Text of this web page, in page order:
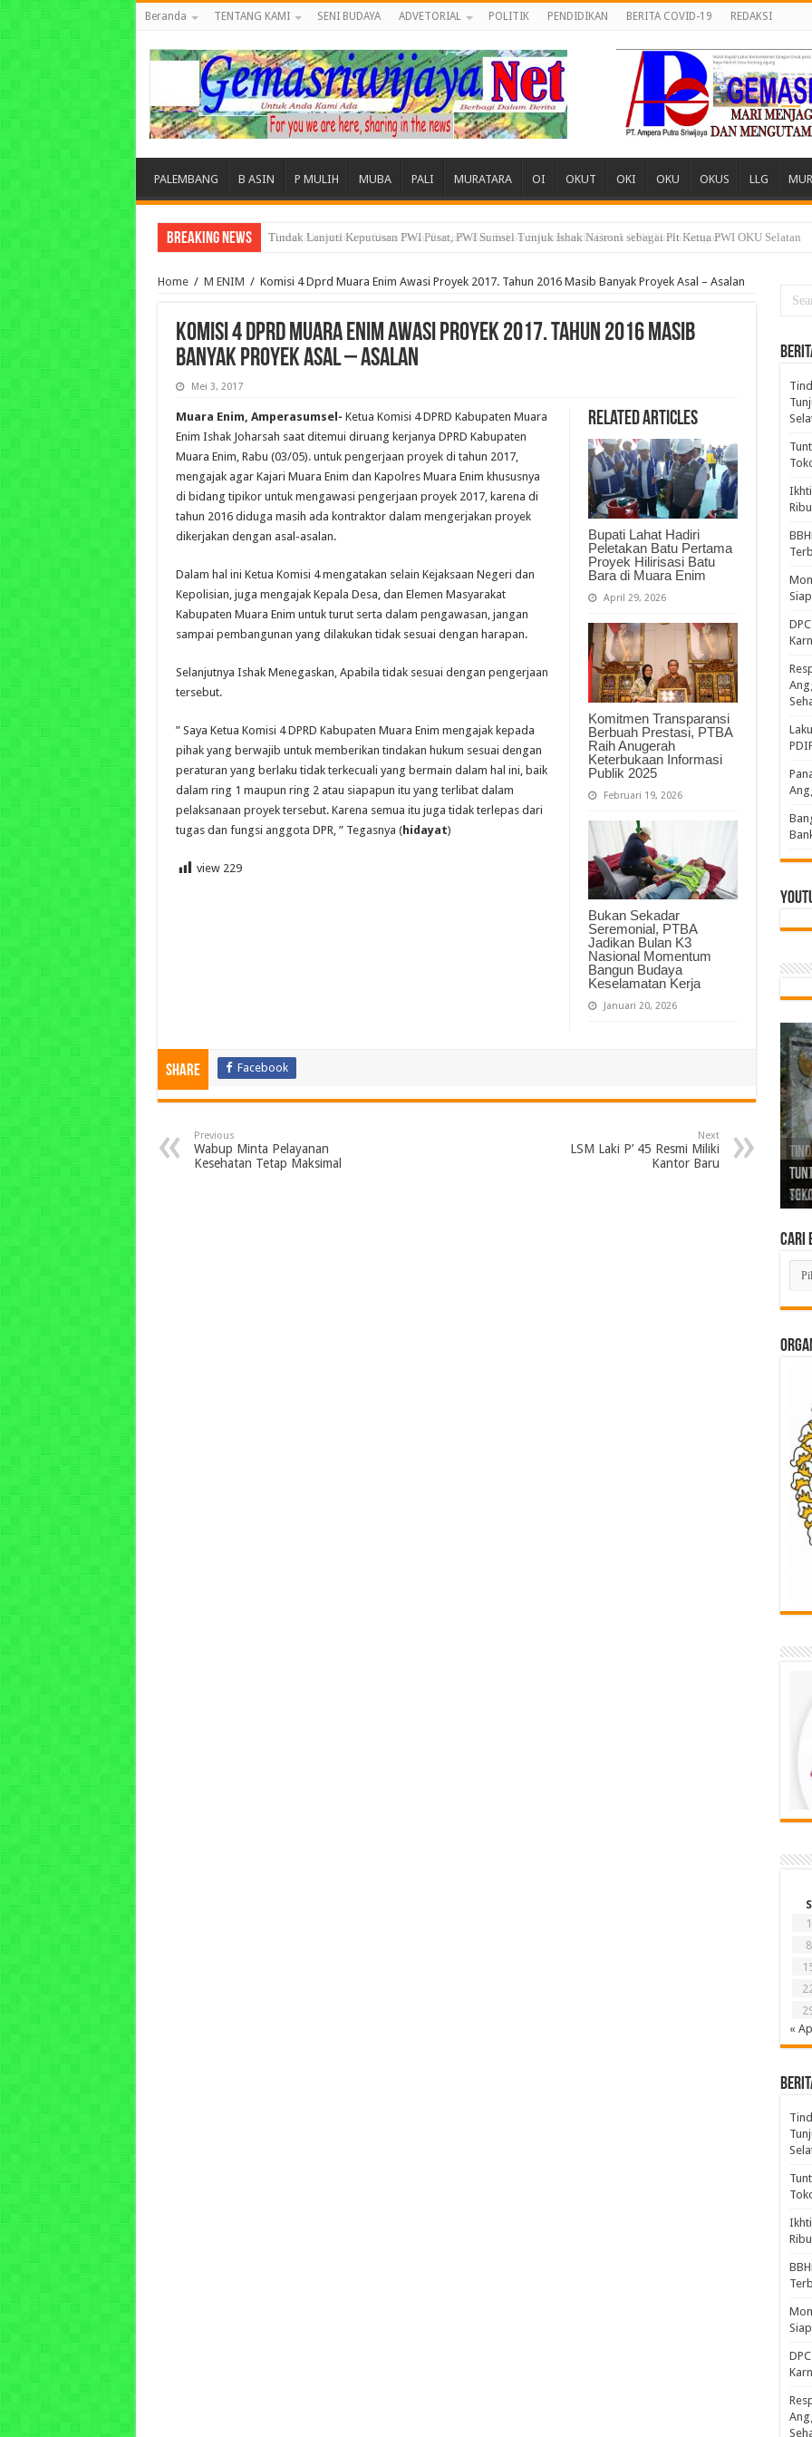
Beranda TENTANG KAMI SENI BUDAYA ADVETORIAL POLITIK PENDIDIKAN BERITA COVID-19 REDAKSI
PALEMBANG B ASIN P MULIH MUBA PALI MURATARA OI OKUT OKI OKU OKUS LLG
Breaking News Tuntut Akuntabilitas Dana Desa, Pemuda dan Tokoh Sukamerindu Desak APH Turun Tangan
Home / M ENIM / Komisi 4 Dprd Muara Enim Awasi Proyek 2017. Tahun 2016 Masib Banyak Proyek Asal – Asalan
Komisi 4 Dprd Muara Enim Awasi Proyek 2017. Tahun 2016 Masib
Banyak Proyek Asal – Asalan
Mei 3, 2017
Related Articles
Bupati Lahat Hadiri
Peletakan Batu Pertama
Proyek Hilirisasi Batu
Bara di Muara Enim
April 29, 2026
Komitmen Transparansi
Berbuah Prestasi, PTBA
Raih Anugerah
Keterbukaan Informasi
Publik 2025
Februari 19, 2026
Bukan Sekadar
Seremonial, PTBA
Jadikan Bulan K3
Nasional Momentum
Bangun Budaya
Keselamatan Kerja
Januari 20, 2026
Muara Enim, Amperasumsel- Ketua Komisi 4 DPRD Kabupaten Muara
Enim Ishak Joharsah saat ditemui diruang kerjanya DPRD Kabupaten
Muara Enim, Rabu (03/05). untuk pengerjaan proyek di tahun 2017,
mengajak agar Kajari Muara Enim dan Kapolres Muara Enim khususnya
di bidang tipikor untuk mengawasi pengerjaan proyek 2017, karena di
tahun 2016 diduga masih ada kontraktor dalam mengerjakan proyek
dikerjakan dengan asal-asalan.
Dalam hal ini Ketua Komisi 4 mengatakan selain Kejaksaan Negeri dan
Kepolisian, juga mengajak Kepala Desa, dan Elemen Masyarakat
Kabupaten Muara Enim untuk turut serta dalam pengawasan, jangan
sampai pembangunan yang dilakukan tidak sesuai dengan harapan.
Selanjutnya Ishak Menegaskan, Apabila tidak sesuai dengan pengerjaan
tersebut.
” Saya Ketua Komisi 4 DPRD Kabupaten Muara Enim mengajak kepada
pihak yang berwajib untuk memberikan tindakan hukum sesuai dengan
peraturan yang berlaku tidak terkecuali yang bermain dalam hal ini, baik
dalam ring 1 maupun ring 2 atau siapapun itu yang terlibat dalam
pelaksanaan proyek tersebut. Karena semua itu juga tidak terlepas dari
tugas dan fungsi anggota DPR, ” Tegasnya (hidayat)
view 229
Share Facebook
Previous
Wabup Minta Pelayanan
Kesehatan Tetap Maksimal
Next
LSM Laki P’ 45 Resmi Miliki
Kantor Baru
Cari
Cari
di
S
1
8
«